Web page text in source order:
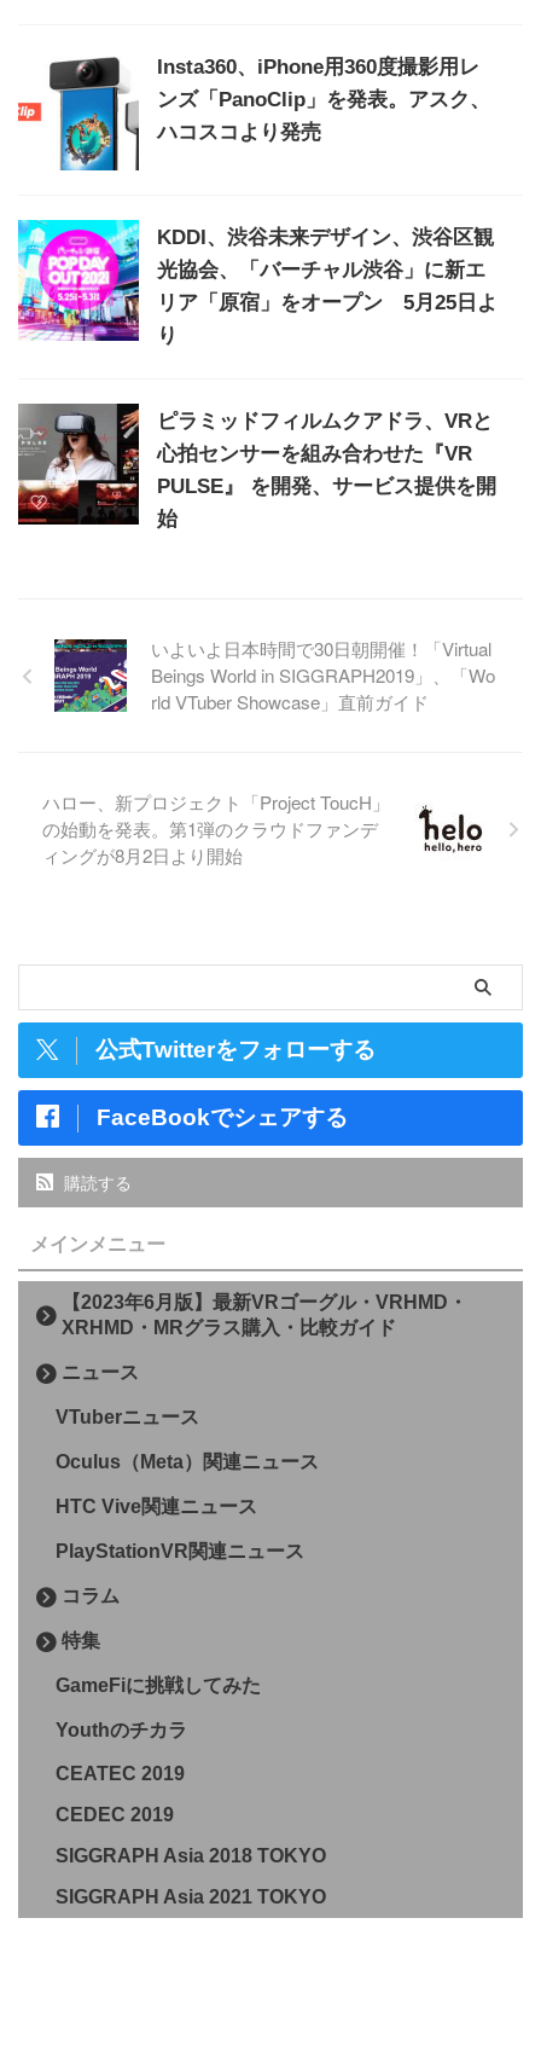
Insta360、iPhone用360度撮影用レ
ンズ「PanoClip」を発表。アスク、
ハコスコより発売
KDDI、渋谷未来デザイン、渋谷区観
光協会、「バーチャル渋谷」に新エ
リア「原宿」をオープン 5月25日よ
り
ピラミッドフィルムクアドラ、VRと
心拍センサーを組み合わせた『VR
PULSE』 を開発、サービス提供を開
始
いよいよ日本時間で30日朝開催！「Virtual
Beings World in SIGGRAPH2019」、「Wo
rld VTuber Showcase」直前ガイド
ハロー、新プロジェクト「Project ToucH」
の始動を発表。第1弾のクラウドファンデ
ィングが8月2日より開始
公式Twitterをフォローする
FaceBookでシェアする
購読する
メインメニュー
【2023年6月版】最新VRゴーグル・VRHMD・
XRHMD・MRグラス購入・比較ガイド
ニュース
VTuberニュース
Oculus（Meta）関連ニュース
HTC Vive関連ニュース
PlayStationVR関連ニュース
コラム
特集
GameFiに挑戦してみた
Youthのチカラ
CEATEC 2019
CEDEC 2019
SIGGRAPH Asia 2018 TOKYO
SIGGRAPH Asia 2021 TOKYO